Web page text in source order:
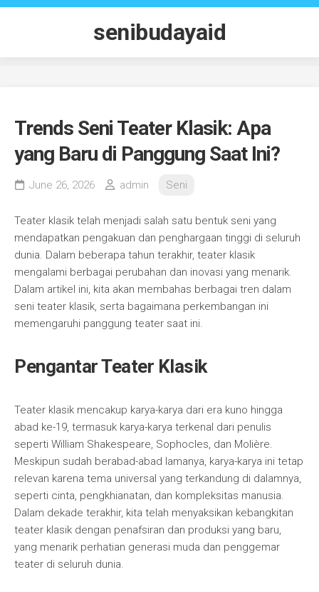
Skip
senibudayaid
Trends Seni Teater Klasik: Apa
yang Baru di Panggung Saat Ini?
June 26, 2026 admin Seni
Teater klasik telah menjadi salah satu bentuk seni yang
mendapatkan pengakuan dan penghargaan tinggi di seluruh
dunia. Dalam beberapa tahun terakhir, teater klasik
mengalami berbagai perubahan dan inovasi yang menarik.
Dalam artikel ini, kita akan membahas berbagai tren dalam
seni teater klasik, serta bagaimana perkembangan ini
memengaruhi panggung teater saat ini.
Pengantar Teater Klasik
Teater klasik mencakup karya-karya dari era kuno hingga
abad ke-19, termasuk karya-karya terkenal dari penulis
seperti William Shakespeare, Sophocles, dan Molière.
Meskipun sudah berabad-abad lamanya, karya-karya ini tetap
relevan karena tema universal yang terkandung di dalamnya,
seperti cinta, pengkhianatan, dan kompleksitas manusia.
Dalam dekade terakhir, kita telah menyaksikan kebangkitan
teater klasik dengan penafsiran dan produksi yang baru,
yang menarik perhatian generasi muda dan penggemar
teater di seluruh dunia.